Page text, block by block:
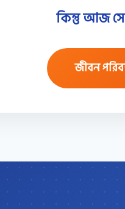
কিন্তু আজ
জীবন